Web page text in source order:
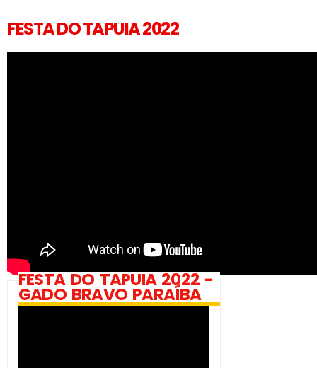
FESTA DO TAPUIA 2022
FESTA DO TAPUIA 2022 -
GADO BRAVO PARAÍBA